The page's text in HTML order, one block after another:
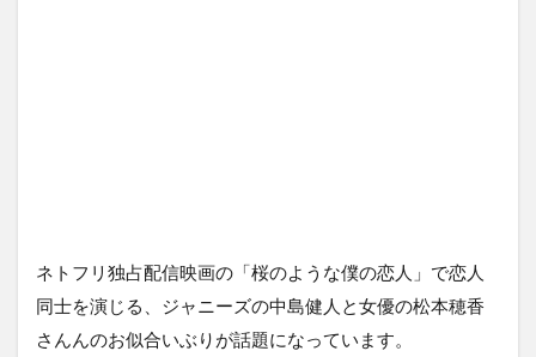
ネトフリ独占配信映画の「桜のような僕の恋人」で恋人
同士を演じる、ジャニーズの中島健人と女優の松本穂香
さんんのお似合いぶりが話題になっています。